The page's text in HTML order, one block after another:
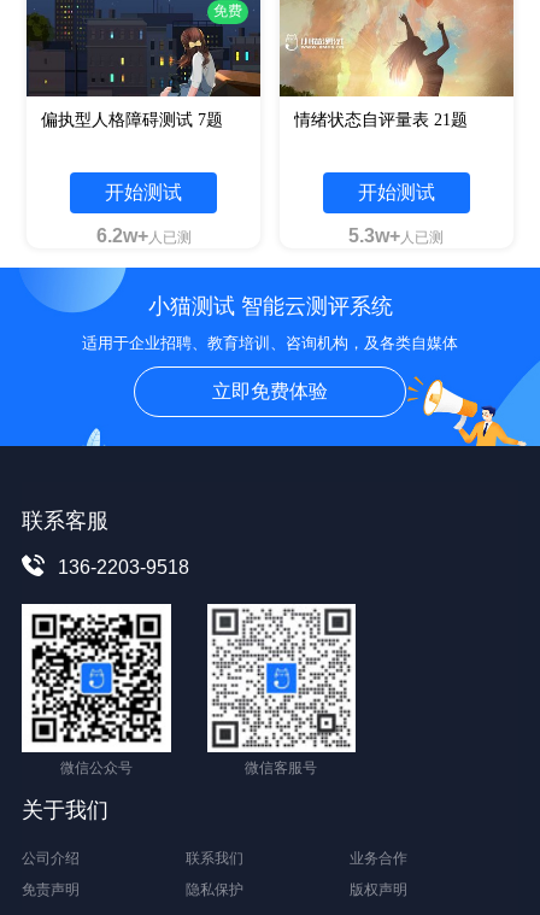
免费
偏执型人格障碍测试 7题
开始测试
6.2w+人已测
情绪状态自评量表 21题
开始测试
5.3w+人已测
小猫测试 智能云测评系统
适用于企业招聘、教育培训、咨询机构，及各类自媒体
立即免费体验
联系客服
136-2203-9518
微信公众号 微信客服号
关于我们
公司介绍 联系我们
业务合作
免责声明
隐私保护 版权声明